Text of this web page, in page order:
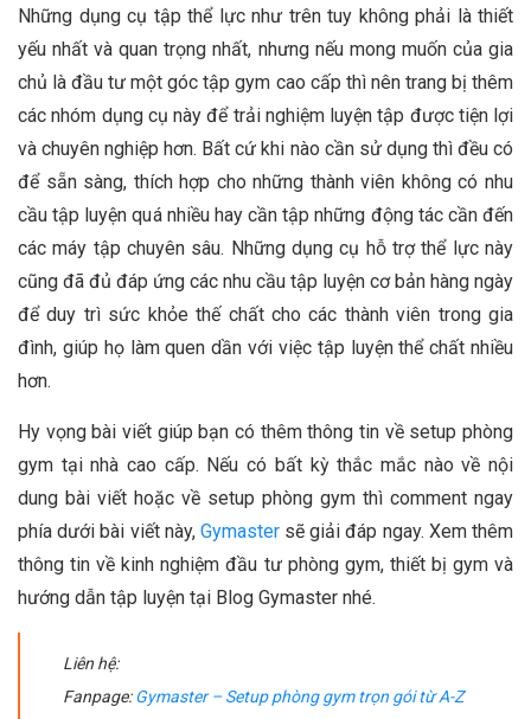
Những dụng cụ tập thể lực như trên tuy không phải là thiết
yếu nhất và quan trọng nhất, nhưng nếu mong muốn của gia
chủ là đầu tư một góc tập gym cao cấp thì nên trang bị thêm
các nhóm dụng cụ này để trải nghiệm luyện tập được tiện lợi
và chuyên nghiệp hơn. Bất cứ khi nào cần sử dụng thì đều có
để sẵn sàng, thích hợp cho những thành viên không có nhu
cầu tập luyện quá nhiều hay cần tập những động tác cần đến
các máy tập chuyên sâu. Những dụng cụ hỗ trợ thể lực này
cũng đã đủ đáp ứng các nhu cầu tập luyện cơ bản hàng ngày
để duy trì sức khỏe thế chất cho các thành viên trong gia
đình, giúp họ làm quen dần với việc tập luyện thể chất nhiều
hơn.
Hy vọng bài viết giúp bạn có thêm thông tin về setup phòng
gym tại nhà cao cấp. Nếu có bất kỳ thắc mắc nào về nội
dung bài viết hoặc về setup phòng gym thì comment ngay
phía dưới bài viết này, Gymastersẽ giải đáp ngay. Xem thêm
thông tin về kinh nghiệm đầu tư phòng gym, thiết bị gym và
hướng dẫn tập luyện tại Blog Gymaster nhé.
Liên hệ:
Fanpage:Gymaster – Setup phòng gym trọn gói từ A-Z